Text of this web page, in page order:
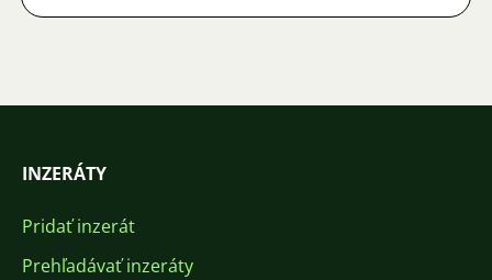
INZERÁTY
Pridať inzerát
Prehľadávať inzeráty